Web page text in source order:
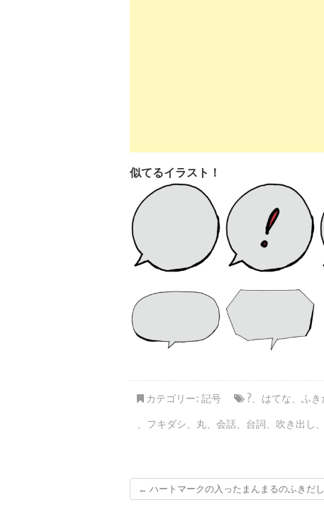
似てるイラスト！
カテゴリー: 記号 ?、 はてな、 ふき
、 フキダシ、 丸、 会話、 台詞、 吹き出し 、
← ハートマークの入ったまんまるのふきだ